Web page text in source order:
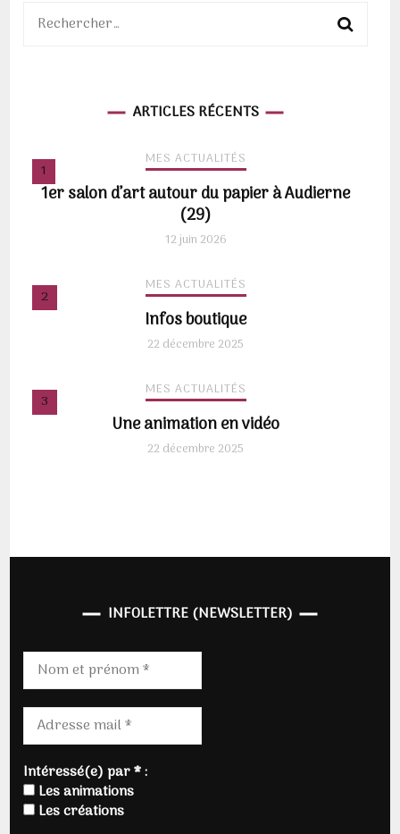
Rechercher :
ARTICLES RÉCENTS
MES ACTUALITÉS
1er salon d’art autour du papier à Audierne
(29)
12 juin 2026
MES ACTUALITÉS
Infos boutique
22 décembre 2025
MES ACTUALITÉS
Une animation en vidéo
22 décembre 2025
INFOLETTRE (NEWSLETTER)
Intéressé(e) par * :
Les animations
Les créations